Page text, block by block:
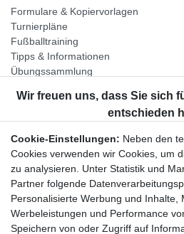
Formulare & Kopiervorlagen
Turnierpläne
Fußballtraining
Tipps & Informationen
Übungssammlung
Unternehmen
Widerrufsrecht
Bestellung widerrufen
Datenschutzerklärung
AGB
Impressum
Cookie-Einstellungen: Neben den
Cookies verwenden wir Cookies, um
zu analysieren. Unter Statistik und
Partner folgende
Personalisierte Werbung und Inhalte,
Werbeleistungen und Performance
Speichern von oder Zugriff auf